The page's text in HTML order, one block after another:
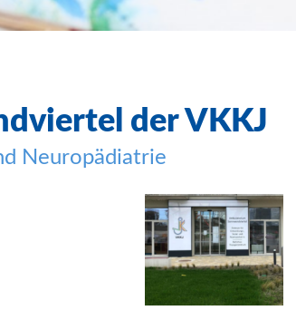
der VKKJ
Neuropädiatrie